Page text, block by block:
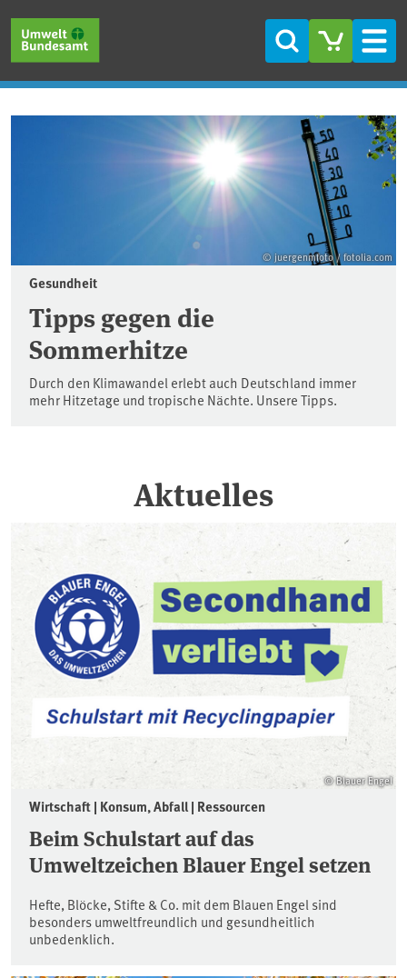
Suche
Startseite
Aktuelles
© juergenmfoto / fotolia.com
Gesundheit
Tipps gegen die
Sommerhitze
Durch den Klimawandel erlebt auch Deutschland immer
mehr Hitzetage und tropische Nächte. Unsere Tipps.
© Blauer Engel
Wirtschaft | Konsum, Abfall | Ressourcen
Beim Schulstart auf das
Umweltzeichen Blauer Engel setzen
Hefte, Blöcke, Stifte & Co. mit dem Blauen Engel sind
besonders umweltfreundlich und gesundheitlich
unbedenklich.